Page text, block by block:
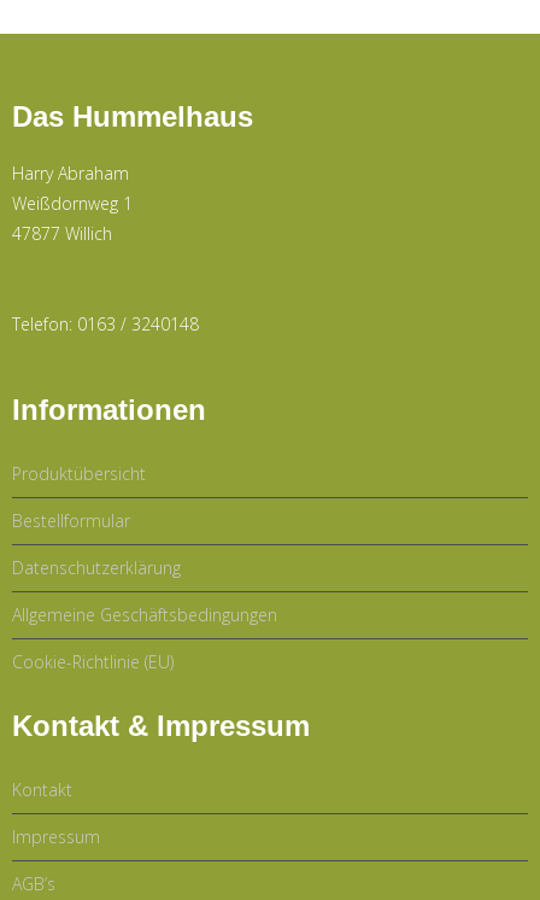
Das Hummelhaus
Harry Abraham
Weißdornweg 1
47877 Willich
Telefon: 0163 / 3240148
Informationen
Produktübersicht
Bestellformular
Datenschutzerklärung
Allgemeine Geschäftsbedingungen
Cookie-Richtlinie (EU)
Kontakt & Impressum
Kontakt
Impressum
AGB’s